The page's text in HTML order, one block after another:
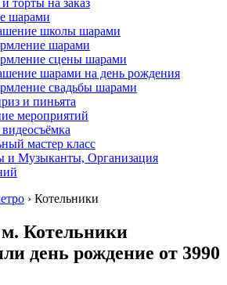
торты на заказ
шарами
школы шарами
шарами
сцены шарами
шарами на день рождения
свадьбы шарами
и пиньята
мероприятий
мастер класс
и Музыканты, Организация
› Котельники
Котельники
день рождение от 3990